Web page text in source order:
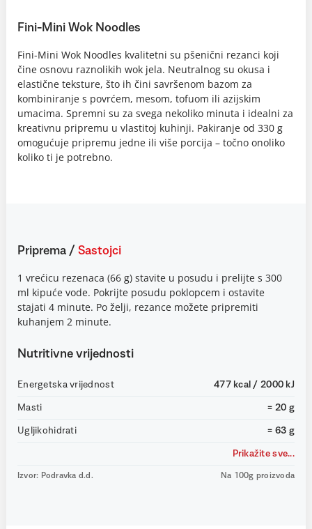
Fini-Mini Wok Noodles
Fini-Mini Wok Noodles kvalitetni su pšenični rezanci koji
čine osnovu raznolikih wok jela. Neutralnog su okusa i
elastične teksture, što ih čini savršenom bazom za
kombiniranje s povrćem, mesom, tofuom ili azijskim
umacima. Spremni su za svega nekoliko minuta i idealni za
kreativnu pripremu u vlastitoj kuhinji. Pakiranje od 330 g
omogućuje pripremu jedne ili više porcija – točno onoliko
koliko ti je potrebno.
Priprema / Sastojci
1 vrećicu rezenaca (66 g) stavite u posudu i prelijte s 300
ml kipuće vode. Pokrijte posudu poklopcem i ostavite
stajati 4 minute. Po želji, rezance možete pripremiti
kuhanjem 2 minute.
Nutritivne vrijednosti
Energetska vrijednost 477 kcal / 2000 kJ
Masti = 20 g
Ugljikohidrati = 63 g
Prikažite sve...
Izvor: Podravka d.d. Na 100g proizvoda